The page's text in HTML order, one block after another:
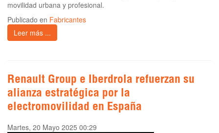
movilidad urbana y profesional.
Publicado en Fabricantes
Leer más ...
Renault Group e Iberdrola refuerzan su
alianza estratégica por la
electromovilidad en España
Martes, 20 Mayo 2025 00:29